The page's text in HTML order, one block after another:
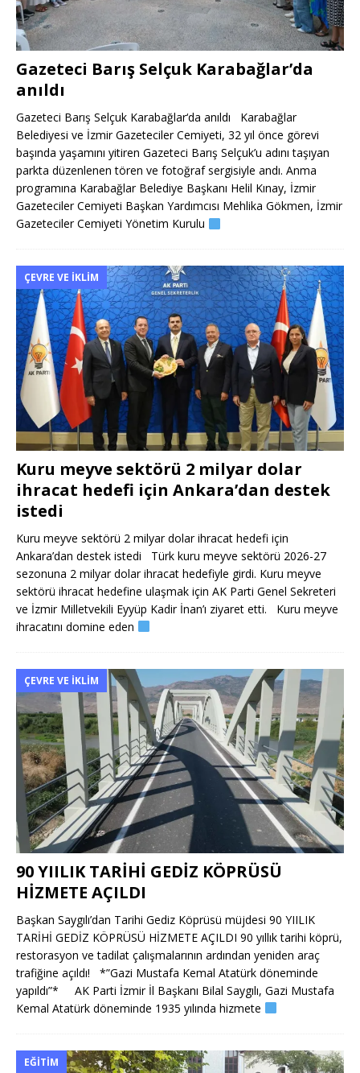
Gazeteci Barış Selçuk Karabağlar’da
anıldı
Gazeteci Barış Selçuk Karabağlar‘da anıldı Karabağlar
Belediyesi ve İzmir Gazeteciler Cemiyeti, 32 yıl önce görevi
başında yaşamını yitiren Gazeteci Barış Selçuk’u adını taşıyan
parkta düzenlenen tören ve fotoğraf sergisiyle andı. Anma
programına Karabağlar Belediye Başkanı Helil Kınay, İzmir
Gazeteciler Cemiyeti Başkan Yardımcısı Mehlika Gökmen, İzmir
Gazeteciler Cemiyeti Yönetim Kurulu
ÇEVRE VE İKLIM
Kuru meyve sektörü 2 milyar dolar
ihracat hedefi için Ankara’dan destek
istedi
Kuru meyve sektörü 2 milyar dolar ihracat hedefi için
Ankara’dan destek istedi Türk kuru meyve sektörü 2026-27
sezonuna 2 milyar dolar ihracat hedefiyle girdi. Kuru meyve
sektörü ihracat hedefine ulaşmak için AK Parti Genel Sekreteri
ve İzmir Milletvekili Eyyüp Kadir İnan’ı ziyaret etti. Kuru meyve
ihracatını domine eden
ÇEVRE VE İKLIM
90 YIILIK TARİHİ GEDİZ KÖPRÜSÜ
HİZMETE AÇILDI
Başkan Saygılı’dan Tarihi Gediz Köprüsü müjdesi 90 YIILIK
TARİHİ GEDİZ KÖPRÜSÜ HİZMETE AÇILDI 90 yıllık tarihi köprü,
restorasyon ve tadilat çalışmalarının ardından yeniden araç
trafiğine açıldı! *”Gazi Mustafa Kemal Atatürk döneminde
yapıldı”* AK Parti İzmir İl Başkanı Bilal Saygılı, Gazi Mustafa
Kemal Atatürk döneminde 1935 yılında hizmete
EĞITIM